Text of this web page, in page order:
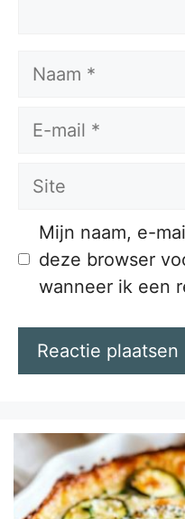
Naam
E-
Site
Mijn naam, e-
deze browser
wanneer ik een